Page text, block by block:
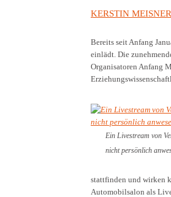
KERSTIN MEISNER
Bereits seit Anfang
einlädt. Die
Organisatoren Anfang
Ein Livestream von
nicht persönlich
stattfinden und wirken
Automobilsalon als